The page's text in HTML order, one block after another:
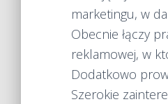
marketingu, w
Obecnie łączy
reklamowej, w
Dodatkowo
Szerokie